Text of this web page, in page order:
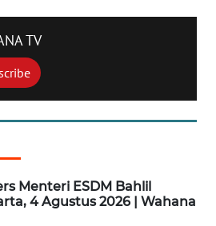
TV
Menteri ESDM Bahlil
4 Agustus 2026 | Wahana